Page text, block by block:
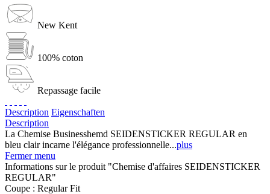
New Kent
100% coton
Repassage facile
Description Eigenschaften
Description
La Chemise Businesshemd SEIDENSTICKER REGULAR en
bleu clair incarne l'élégance professionnelle...plus
Fermer menu
Informations sur le produit "Chemise d'affaires SEIDENSTICKER
REGULAR"
Coupe : Regular Fit